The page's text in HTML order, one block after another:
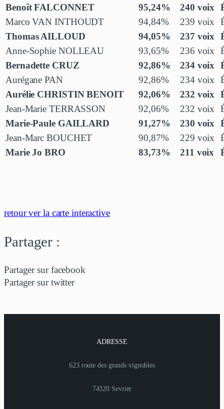
Benoît FALCONNET
95,24% 240 voix
Marco VAN INTHOUDT
94,84% 239 voix
Thomas AILLOUD
94,05% 237 voix
Anne-Sophie NOLLEAU
93,65% 236 voix
Bernadette CRUZ
92,86% 234 voix
Aurégane PAN
92,86% 234 voix
Aurélie CHRISTIN BENOIT
92,06% 232 voix
Jean-Marie TERRASSON
92,06% 232 voix
Marie-Paule GAILLARD
91,27% 230 voix
Jean-Marc BOUCHET
90,87% 229 voix
Marie Jo BRO
83,73% 211 voix
retour ver la carte interactive
Partager :
Partager sur facebook
Partager sur twitter
ADRESSE
623 route des grands vignobles
74320 Sevrier